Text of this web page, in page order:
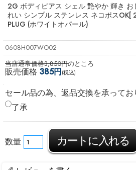
2G ボディピアス シェル 艶やか 輝き お
れい シンプル ステンレス ネコポスOK[
PLUG (ホワイトオパール)
0608H007WO02
当店通常価格3,850円のところ
販売価格 385円(税込)
セール品の為、返品交換を承ってお
了承
数量